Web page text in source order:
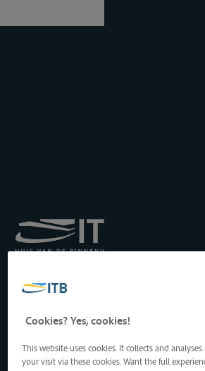
Transport auf der
Drukpersstraat 19
1000 Brüssel, Belgien
Tel: +32 2 217 09 67
http://www.itb-info.be
Cookies? Yes, cookies!
This website uses cookies. It collects and
your visit via these cookies. Want the full